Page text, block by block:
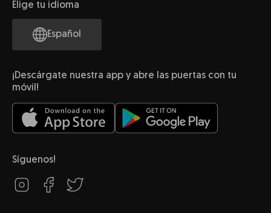
Elige tu idioma
Español
¡Descárgate nuestra app y abre las puertas con tu
móvil!
Síguenos!